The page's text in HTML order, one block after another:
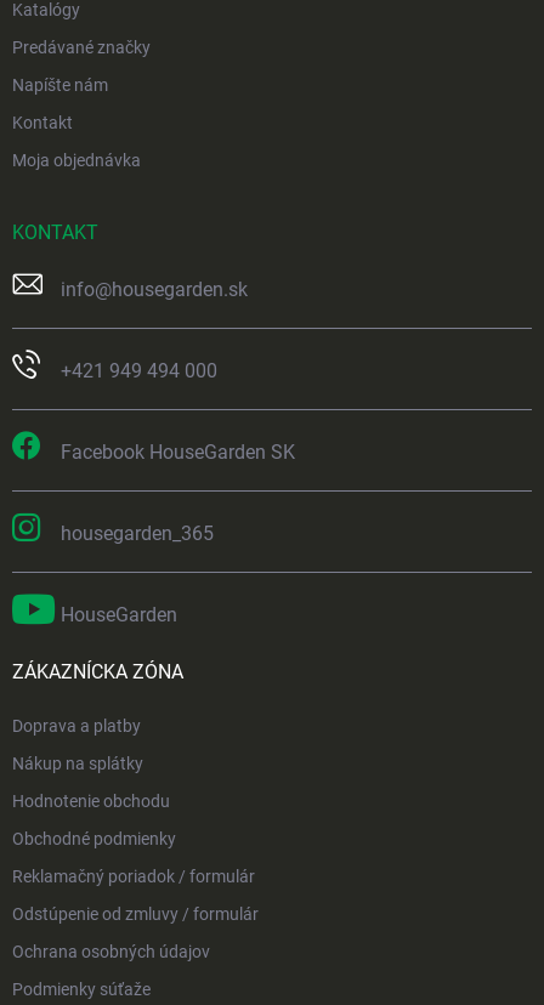
Katalógy
Predávané značky
Napíšte nám
Kontakt
Moja objednávka
KONTAKT
info@housegarden.sk
+421 949 494 000
Facebook HouseGarden SK
housegarden_365
HouseGarden
ZÁKAZNÍCKA ZÓNA
Doprava a platby
Nákup na splátky
Hodnotenie obchodu
Obchodné podmienky
Reklamačný poriadok / formulár
Odstúpenie od zmluvy / formulár
Ochrana osobných údajov
Podmienky súťaže